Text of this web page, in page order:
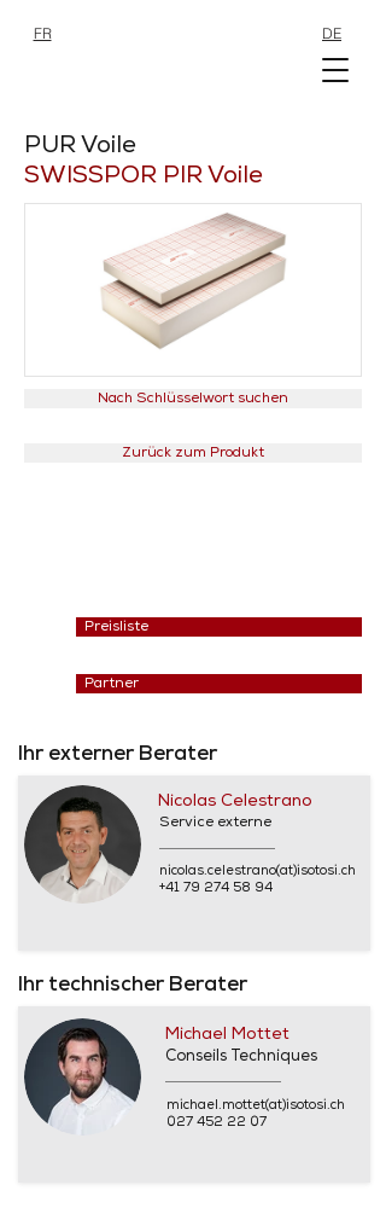
FR DE
PUR Voile
SWISSPOR PIR Voile
Nach Schlüsselwort suchen
Zurück zum Produkt
Preisliste
Partner
Ihr externer Berater
Nicolas Celestrano
Service externe
nicolas.celestrano(at)isotosi.ch
+41 79 274 58 94
Ihr technischer Berater
Michael Mottet
Conseils Techniques
michael.mottet(at)isotosi.ch
027 452 22 07